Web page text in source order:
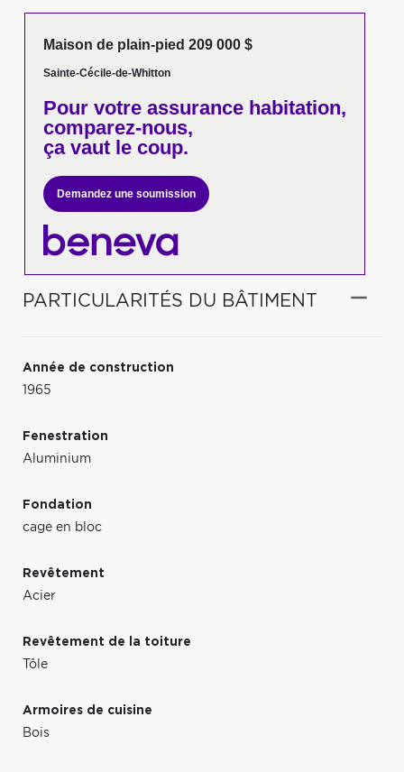
Maison de plain-pied 209 000 $
Sainte-Cécile-de-Whitton
Pour votreassurance habitation,
comparez-nous,
ça vaut le coup.
Demandez une soumission
PARTICULARITÉS DU BÂTIMENT
Année de construction
1965
Fenestration
Aluminium
Fondation
cage en bloc
Revêtement
Acier
Revêtement de la toiture
Tôle
Armoires de cuisine
Bois